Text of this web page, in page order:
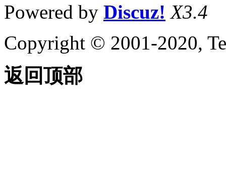
Powered by Discuz! X3.4
Copyright © 2001-2020,
返回顶部